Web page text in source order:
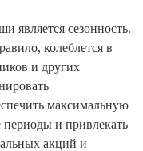
является сезонность.
колеблется в
и других
максимальную
и привлекать
акций и